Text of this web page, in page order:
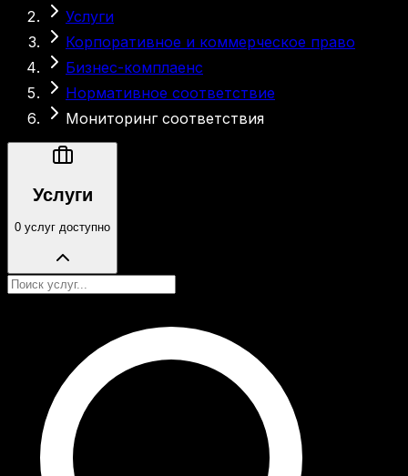
Услуги
Корпоративное и коммерческое право
Бизнес-комплаенс
Нормативное соответствие
Мониторинг соответствия
Услуги
0 услуг доступно